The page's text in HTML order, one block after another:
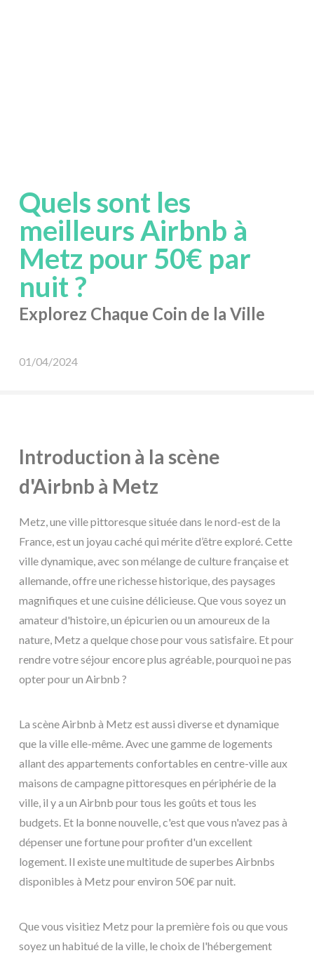
Quels sont les
meilleurs Airbnb à
Metz pour 50€ par
nuit ?
Explorez Chaque Coin de la Ville
01/04/2024
Introduction à la scène
d'Airbnb à Metz
Metz, une ville pittoresque située dans le nord-est de la
France, est un joyau caché qui mérite d’être exploré. Cette
ville dynamique, avec son mélange de culture française et
allemande, offre une richesse historique, des paysages
magnifiques et une cuisine délicieuse. Que vous soyez un
amateur d'histoire, un épicurien ou un amoureux de la
nature, Metz a quelque chose pour vous satisfaire. Et pour
rendre votre séjour encore plus agréable, pourquoi ne pas
opter pour un Airbnb ?
La scène Airbnb à Metz est aussi diverse et dynamique
que la ville elle-même. Avec une gamme de logements
allant des appartements confortables en centre-ville aux
maisons de campagne pittoresques en périphérie de la
ville, il y a un Airbnb pour tous les goûts et tous les
budgets. Et la bonne nouvelle, c'est que vous n'avez pas à
dépenser une fortune pour profiter d'un excellent
logement. Il existe une multitude de superbes Airbnbs
disponibles à Metz pour environ 50€ par nuit.
Que vous visitiez Metz pour la première fois ou que vous
soyez un habitué de la ville, le choix de l'hébergement